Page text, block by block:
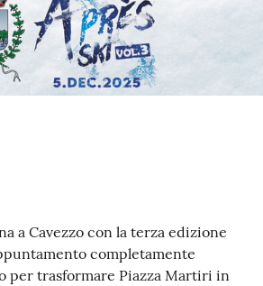
a Cavezzo con la terza edizione
completamente
per trasformare Piazza Martiri in